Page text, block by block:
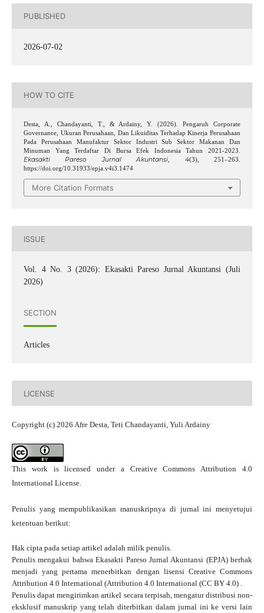
PUBLISHED
2026-07-02
HOW TO CITE
Desta, A., Chandayanti, T., & Ardainy, Y. (2026). Pengaruh Corporate
Governance, Ukuran Perusahaan, Dan Likuiditas Terhadap Kinerja Perusahaan
Pada Perusahaan Manufaktur Sektor Industri Sub Sektor Makanan Dan
Minuman Yang Terdaftar Di Bursa Efek Indonesia Tahun 2021-2023.
Ekasakti Pareso Jurnal Akuntansi 4(3), 251–263.
https://doi.org/10.31933/epja.v4i3.1474
More Citation Formats
ISSUE
Vol. 4 No. 3 (2026): Ekasakti Pareso Jurnal Akuntansi (Juli
2026)
SECTION
Articles
LICENSE
Copyright (c) 2026 Afre Desta, Teti Chandayanti, Yuli Ardainy
This work is licensed under a Creative Commons Attribution 4.0
International License.
Penulis yang mempublikasikan manuskripnya di jurnal ini menyetujui
ketentuan berikut:
Hak cipta pada setiap artikel adalah milik penulis.
Penulis mengakui bahwa Ekasakti Pareso Jurnal Akuntansi (EPJA) berhak
menjadi yang pertama menerbitkan dengan lisensi Creative Commons
Attribution 4.0 International(Attribution 4.0 International (CC BY 4.0) .
Penulis dapat mengirimkan artikel secara terpisah, mengatur distribusi non-
eksklusif manuskrip yang telah diterbitkan dalam jurnal ini ke versi lain